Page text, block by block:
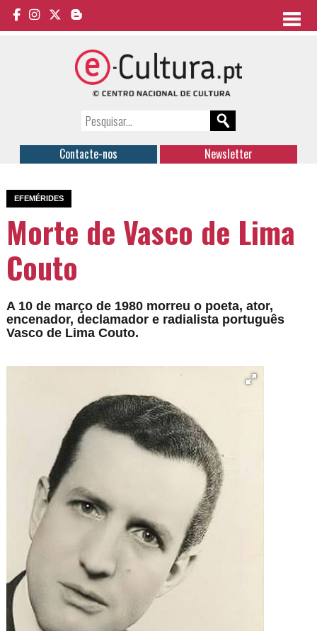
Contacte-nos Newsletter
EFEMÉRIDES
Morte de Vasco de Lima
Couto
A 10 de março de 1980 morreu o poeta, ator,
encenador, declamador e radialista português
Vasco de Lima Couto.